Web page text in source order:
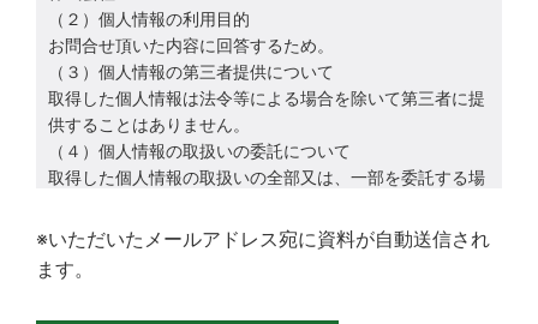
（２）個人情報の利用目的
お問合せ頂いた内容に回答するため。
（３）個人情報の第三者提供について
取得した個人情報は法令等による場合を除いて第三者に提
供することはありません。
（４）個人情報の取扱いの委託について
取得した個人情報の取扱いの全部又は、一部を委託する場
（５）個人情報を与えなかった場合に生じる結果
個人情報を与えることは任意です。個人情報に関する情報
の一部をご提供いただけない場合は、お問い合わせ内容に
※いただいたメールアドレス宛に資料が自動送信され
ます。